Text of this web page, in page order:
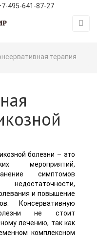
495-641-87-27
терапия
болезни – это
мероприятий,
симптомов
и повышение
Консервативную
не стоит
лечению, так как
комплексном